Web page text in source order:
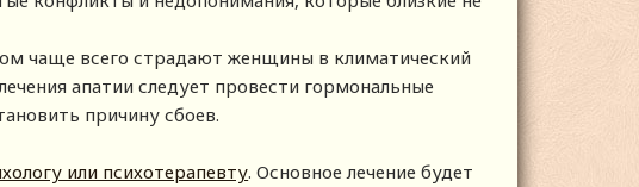
чаще всего страдают женщины в климатический
апатии следует провести гормональные
причину сбоев.
или психотерапевту. Основное лечение будет